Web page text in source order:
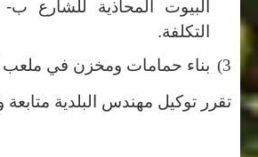
التكلفة.
3)
بناء حمامات ومخزن في ملعب
تقرر توكيل مهندس البلدية متابعة